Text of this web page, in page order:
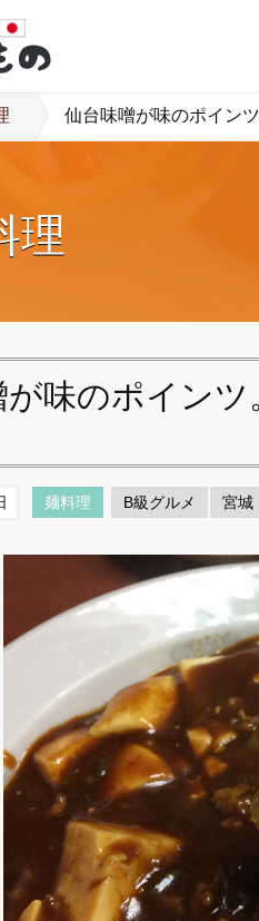
仙台味噌が味のポイン
理
が味のポイン
麺料理 B級グルメ 宮城